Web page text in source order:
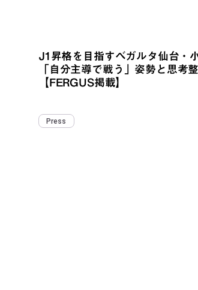
J1昇格を目指すベガルタ仙台・
「自分主導で戦う」姿勢と思考
【FERGUS掲載】
Press